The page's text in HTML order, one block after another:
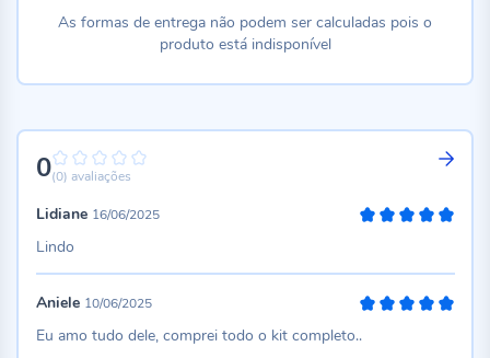
00%
(0) avaliações
Lidiane 16/06/2025
Lindo
Aniele 10/06/2025
Eu amo tudo dele, comprei todo o kit completo..
As formas de entrega não podem ser calculadas pois o
produto está indisponível